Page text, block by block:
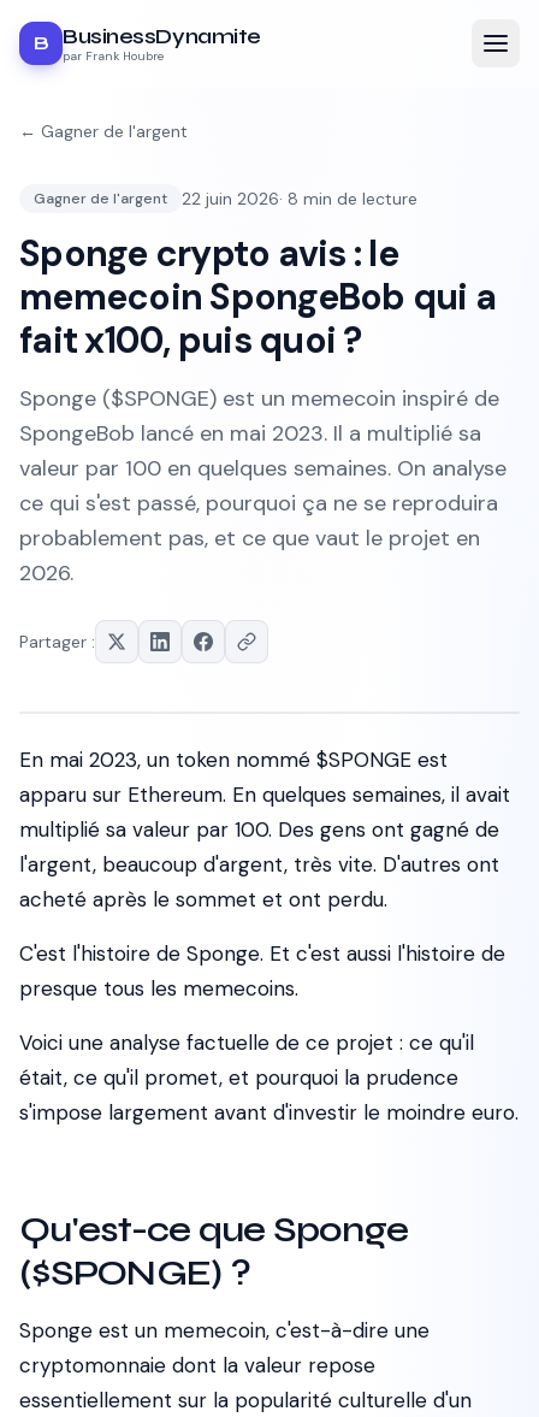
B BusinessDynamite
par Frank Houbre
← Gagner de l'argent
Gagner de l'argent 22 juin 2026· 8 min de lecture
Sponge crypto avis : le
memecoin SpongeBob qui a
fait x100, puis quoi ?
Sponge ($SPONGE) est un memecoin inspiré de
SpongeBob lancé en mai 2023. Il a multiplié sa
valeur par 100 en quelques semaines. On analyse
ce qui s'est passé, pourquoi ça ne se reproduira
probablement pas, et ce que vaut le projet en
2026.
Partager :
En mai 2023, un token nommé $SPONGE est
apparu sur Ethereum. En quelques semaines, il avait
multiplié sa valeur par 100. Des gens ont gagné de
l'argent, beaucoup d'argent, très vite. D'autres ont
acheté après le sommet et ont perdu.
C'est l'histoire de Sponge. Et c'est aussi l'histoire de
presque tous les memecoins.
Voici une analyse factuelle de ce projet : ce qu'il
était, ce qu'il promet, et pourquoi la prudence
s'impose largement avant d'investir le moindre euro.
Qu'est-ce que Sponge
($SPONGE) ?
Sponge est un memecoin, c'est-à-dire une
cryptomonnaie dont la valeur repose
essentiellement sur la popularité culturelle d'un